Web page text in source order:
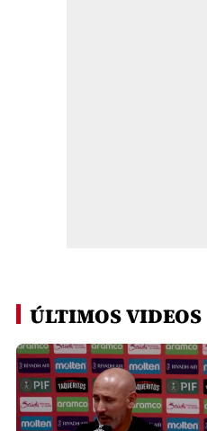
ÚLTIMOS VIDEOS